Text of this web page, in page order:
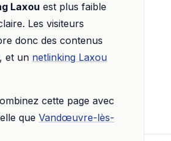
Laxou est plus faible
Les visiteurs
donc des contenus
et un netlinking Laxou
cette page avec
que Vandœuvre-lès-